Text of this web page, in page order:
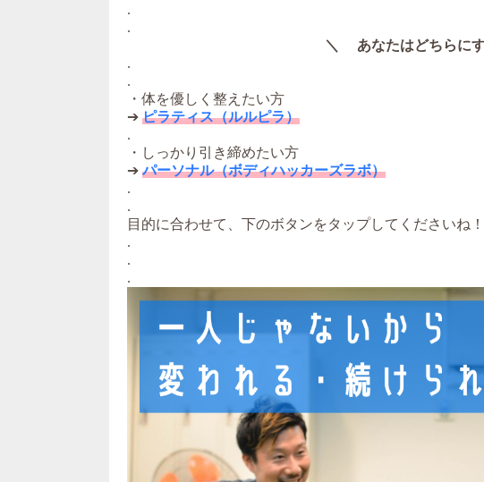
.
.
＼ あなたはどちらに
.
.
・体を優しく整えたい方
➔ ピラティス（ルルピラ）
.
・しっかり引き締めたい方
➔パーソナル（ボディハッカーズラボ）
.
.
目的に合わせて、下のボタンをタップしてくださいね！
.
.
.